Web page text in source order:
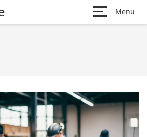
Menu